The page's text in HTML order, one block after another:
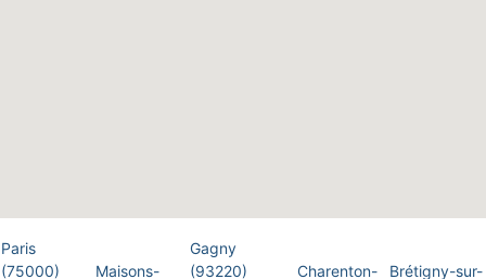
Paris
(75000)
Maisons-
Gagny
(93220)
Charenton-
Brétigny-sur-